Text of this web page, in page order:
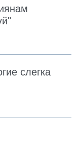
слегка